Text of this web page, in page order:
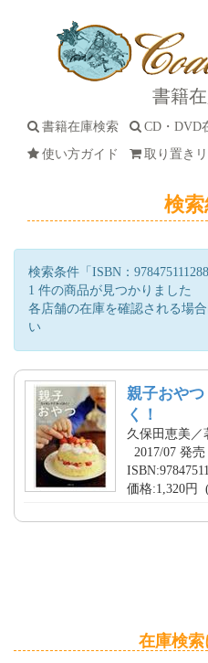
書籍
書籍在庫検索 CD・DVD
使い方ガイド
取り置き
検
検索条件「ISBN：
1 件の商品が見つかりました
各店舗の在庫を確認される場
い
親子おや
く！
久保田恵美／
2017/07 発売
価格:1,320円
在庫検